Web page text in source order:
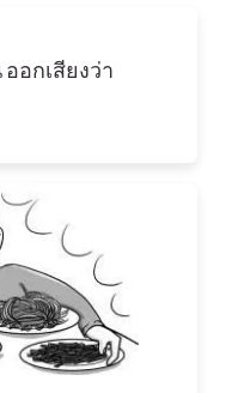
อกเสียงว่า